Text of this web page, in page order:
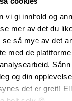
vi gi innhold og
mer av det du
se så mye av det
med de
og din
det er greit!
til
kun fantasien
formvalg og
finnes i mange
mm til 28x145
enn furu, og
større bruk og
rom.